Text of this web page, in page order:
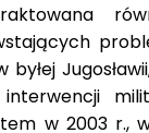
w 2003 r.,